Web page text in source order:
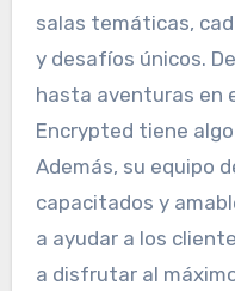
salas temáticas,
y desafíos únicos.
hasta aventuras en
Encrypted tiene
Además, su equipo
capacitados y
a ayudar a los
a disfrutar al